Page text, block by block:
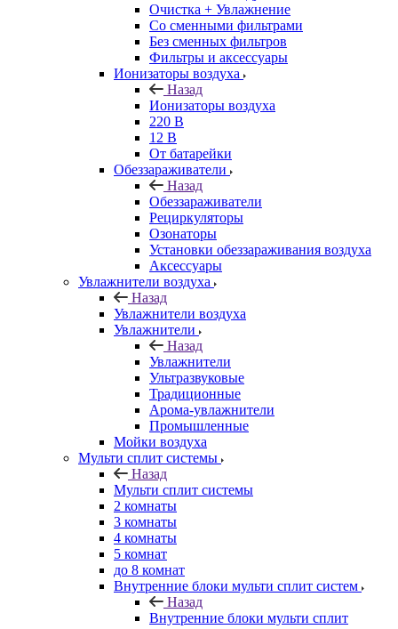
Очистка + Увлажнение
Cо сменными фильтрами
Без сменных фильтров
Фильтры и аксессуары
Ионизаторы воздуха
Назад
Ионизаторы воздуха
220 В
12 В
От батарейки
Обеззараживатели
Назад
Обеззараживатели
Рециркуляторы
Озонаторы
Установки обеззараживания воздуха
Аксессуары
Увлажнители воздуха
Назад
Увлажнители воздуха
Увлажнители
Назад
Увлажнители
Ультразвуковые
Традиционные
Арома-увлажнители
Промышленные
Мойки воздуха
Мульти сплит системы
Назад
Мульти сплит системы
2 комнаты
3 комнаты
4 комнаты
5 комнат
до 8 комнат
Внутренние блоки мульти сплит систем
Назад
Внутренние блоки мульти сплит